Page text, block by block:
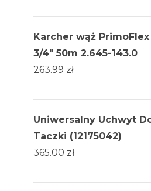
Karcher wąż PrimoFlex
3/4" 50m 2.645-143.0
263.99 zł
Uniwersalny Uchwyt
Taczki (12175042)
365.00 zł